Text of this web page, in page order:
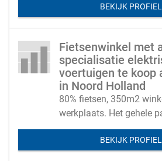
financieringBEKIJK PROFIEL
Fietsenwinkel met
specialisatie
voertuigen te koop
in Noord Holland
80% fietsen, 350m2
werkplaats. Het gehele
m2) is ook te koop met
BEKIJK PROFIEL